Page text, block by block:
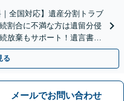
全国対応】遺産分割トラブ
割合に不満な方は遺留分侵
放棄もサポート！遺言書作
葛西駅5分】
る
メールでお問い合わせ